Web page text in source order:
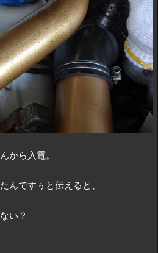
から入電。
んですぅと伝えると、
い？